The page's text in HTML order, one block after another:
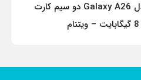
گوشی موبایل سامسونگ مدل Galaxy A26 دو سیم کارت